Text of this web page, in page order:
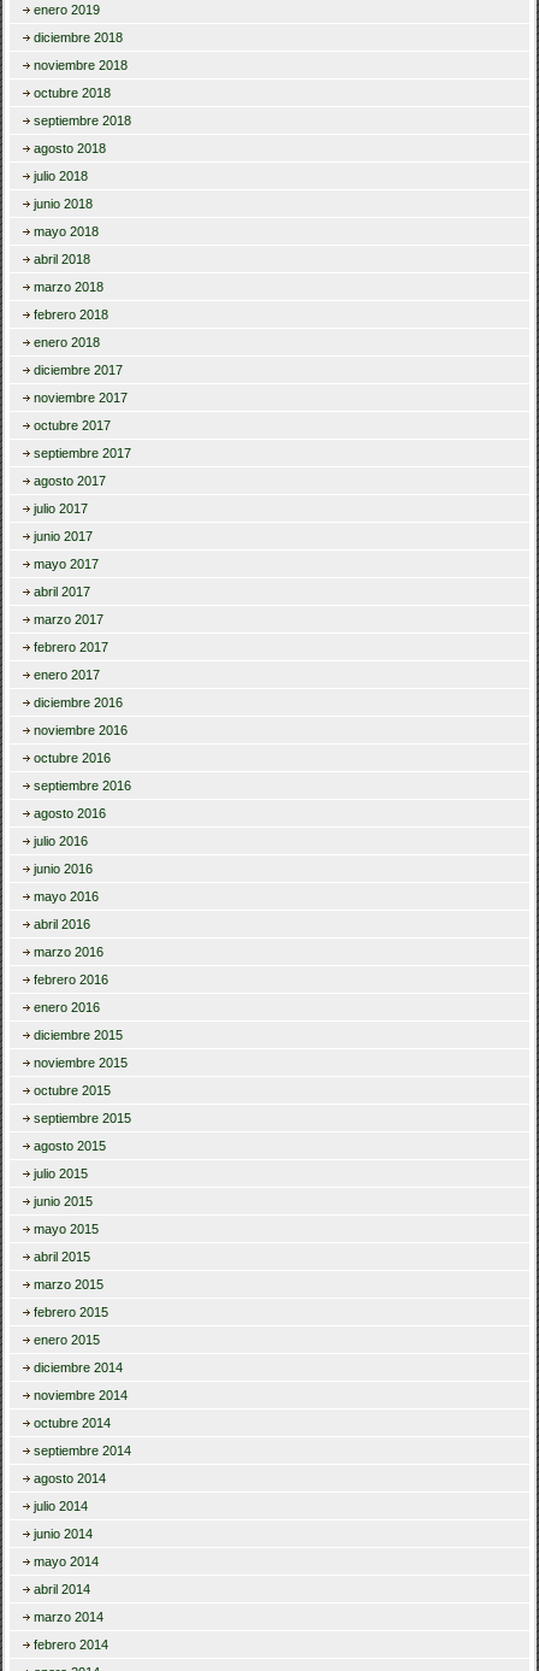
enero 2019
diciembre 2018
noviembre 2018
octubre 2018
septiembre 2018
agosto 2018
julio 2018
junio 2018
mayo 2018
abril 2018
marzo 2018
febrero 2018
enero 2018
diciembre 2017
noviembre 2017
octubre 2017
septiembre 2017
agosto 2017
julio 2017
junio 2017
mayo 2017
abril 2017
marzo 2017
febrero 2017
enero 2017
diciembre 2016
noviembre 2016
octubre 2016
septiembre 2016
agosto 2016
julio 2016
junio 2016
mayo 2016
abril 2016
marzo 2016
febrero 2016
enero 2016
diciembre 2015
noviembre 2015
octubre 2015
septiembre 2015
agosto 2015
julio 2015
junio 2015
mayo 2015
abril 2015
marzo 2015
febrero 2015
enero 2015
diciembre 2014
noviembre 2014
octubre 2014
septiembre 2014
agosto 2014
julio 2014
junio 2014
mayo 2014
abril 2014
marzo 2014
febrero 2014